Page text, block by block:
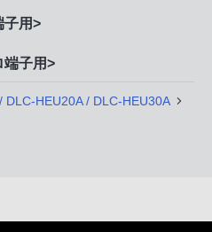
子用>
端子用>
DLC-HEU20A / DLC-HEU30A